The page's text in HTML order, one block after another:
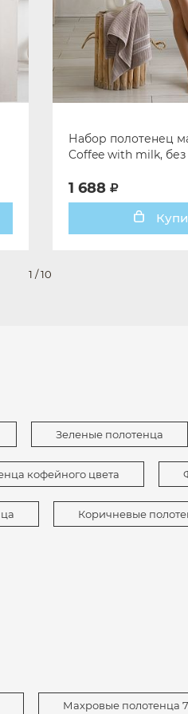
Набор полотенец
Coffee with milk, без
1 688
1 /10
Зеленые полотенца
кофейного цвета
Коричневые
Махровые полотенца